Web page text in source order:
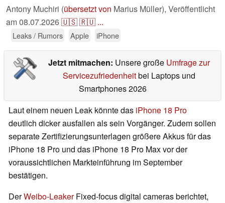
Antony Muchiri (übersetzt von Marius Müller), Veröffentlicht
am08.07.2026🇺🇸🇷🇺 ...
Leaks / Rumors Apple iPhone
Jetzt mitmachen: Unsere große Umfrage zur
Servicezufriedenheitbei Laptops und
Smartphones 2026
Laut einem neuen Leak könnte das iPhone 18 Pro
deutlich dicker ausfallen als sein Vorgänger. Zudem sollen
separate Zertifizierungsunterlagen größere Akkus für das
iPhone 18 Pro und das iPhone 18 Pro Max vor der
voraussichtlichen Markteinführung im September
bestätigen.
DerWeibo-LeakerFixed-focus digital cameras berichtet,